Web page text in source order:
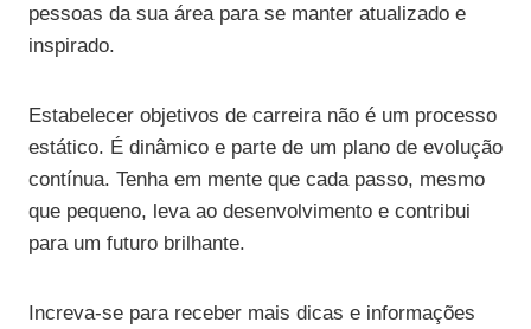
pessoas da sua área para se manter atualizado e
inspirado.
Estabelecer objetivos de carreira não é um processo
estático. É dinâmico e parte de um plano de evolução
contínua. Tenha em mente que cada passo, mesmo
que pequeno, leva ao desenvolvimento e contribui
para um futuro brilhante.
Increva-se para receber mais dicas e informações